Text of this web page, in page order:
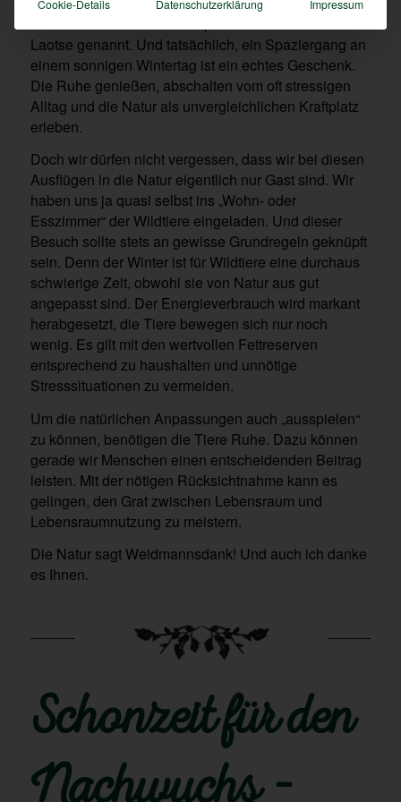
Laotse genannt. Und tatsächlich, ein Spaziergang an
einem sonnigen Wintertag ist ein echtes Geschenk.
Die Ruhe genießen, abschalten vom oft stressigen
Alltag und die Natur als unvergleichlichen Kraftplatz
erleben.
Doch wir dürfen nicht vergessen, dass wir bei diesen
Ausflügen in die Natur eigentlich nur Gast sind. Wir
haben uns ja quasi selbst ins „Wohn- oder
Esszimmer“ der Wildtiere eingeladen. Und dieser
Besuch sollte stets an gewisse Grundregeln geknüpft
sein. Denn der Winter ist für Wildtiere eine durchaus
schwierige Zeit, obwohl sie von Natur aus gut
angepasst sind. Der Energieverbrauch wird markant
herabgesetzt, die Tiere bewegen sich nur noch
wenig. Es gilt mit den wertvollen Fettreserven
entsprechend zu haushalten und unnötige
Stresssituationen zu vermeiden.
Um die natürlichen Anpassungen auch „ausspielen“
zu können, benötigen die Tiere Ruhe. Dazu können
gerade wir Menschen einen entscheidenden Beitrag
leisten. Mit der nötigen Rücksichtnahme kann es
gelingen, den Grat zwischen Lebensraum und
Lebensraumnutzung zu meistern.
Die Natur sagt Weidmannsdank! Und auch ich danke
es Ihnen.
Schonzeit für den
Nachwuchs –
Cookie-Details Datenschutzerklärung Impressum